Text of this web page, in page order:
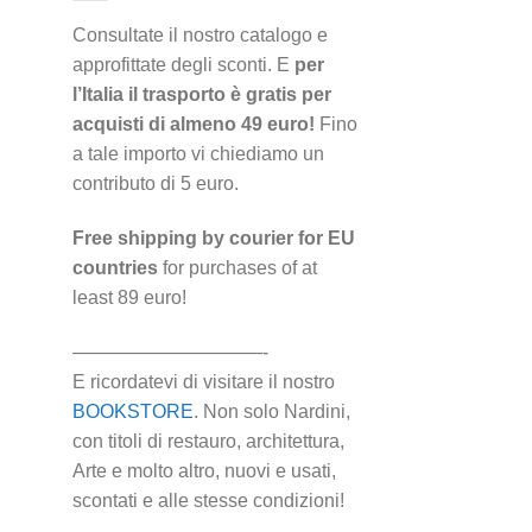
Consultate il nostro catalogo e
approfittate degli sconti. E per
l’Italia il trasporto è gratis per
acquisti di almeno 49 euro! Fino
a tale importo vi chiediamo un
contributo di 5 euro.
Free shipping by courier for EU
countries for purchases of at
least 89 euro!
——————————-
E ricordatevi di visitare il nostro
BOOKSTORE. Non solo Nardini,
con titoli di restauro, architettura,
Arte e molto altro, nuovi e usati,
scontati e alle stesse condizioni!